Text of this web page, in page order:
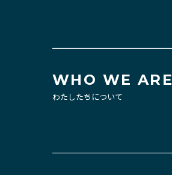
WHO WE ARE
わたしたちについて